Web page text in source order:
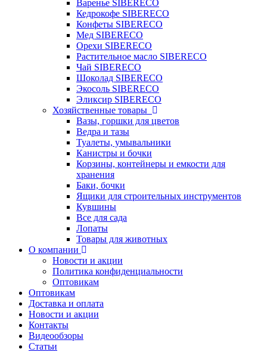
Варенье SIBERECO
Кедрокофе SIBERECO
Конфеты SIBERECO
Мед SIBERECO
Орехи SIBERECO
Растительное масло SIBERECO
Чай SIBERECO
Шоколад SIBERECO
Экосоль SIBERECO
Эликсир SIBERECO
Хозяйственные товары
Вазы, горшки для цветов
Ведра и тазы
Туалеты, умывальники
Канистры и бочки
Корзины, контейнеры и емкости для
хранения
Баки, бочки
Ящики для строительных инструментов
Кувшины
Все для сада
Лопаты
Товары для животных
О компании
Новости и акции
Политика конфиденциальности
Оптовикам
Оптовикам
Доставка и оплата
Новости и акции
Контакты
Видеообзоры
Статьи